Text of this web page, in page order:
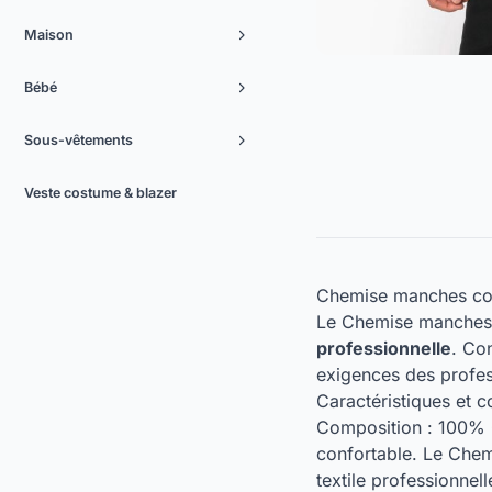
Maison
Bébé
Sous-vêtements
Veste costume & blazer
Chemise manches
Le Chemise
professionnelle.
exigences des
Caractéristiques et
Composition : 100%
confortable. Le
textile